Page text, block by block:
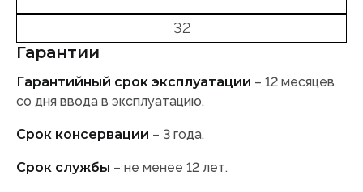
32
Гарантии
Гарантийный срок эксплуатации – 12 месяцев
со дня ввода в эксплуатацию.
Срок консервации – 3 года.
Срок службы – не менее 12 лет.